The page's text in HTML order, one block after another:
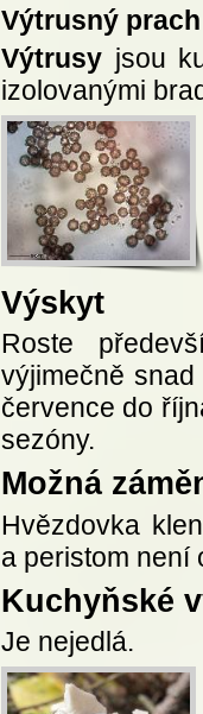
Výtrusný prach
Výtrusy jsou
izolovanými
Výskyt
Roste
výjimečně
července do
sezóny.
Možná
Hvězdovka
a peristom není
Kuchyňské
Je nejedlá.